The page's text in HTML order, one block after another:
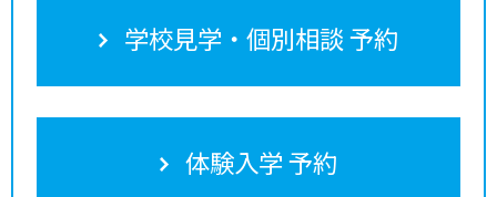
学校見学・個別相談 予約
体験入学 予約